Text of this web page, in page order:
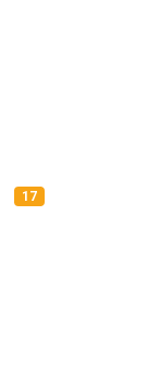
17